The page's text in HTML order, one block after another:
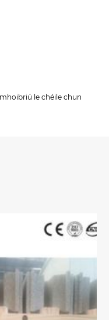
le chéile chun